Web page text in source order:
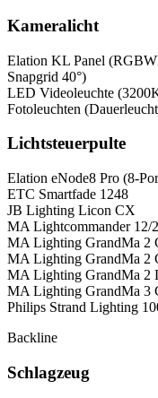
Kameralicht
Elation KL Panel
Snapgrid 40°)
LED Videoleuchte
Fotoleuchten
Lichtsteuerpulte
Elation eNode8 Pro (8-
ETC Smartfade 1248
JB Lighting Licon CX
MA Lightcommander 12/2
MA Lighting GrandMa 2
MA Lighting GrandMa 2
MA Lighting GrandMa 2
MA Lighting GrandMa 3
Philips Strand Lighting
Backline
Schlagzeug